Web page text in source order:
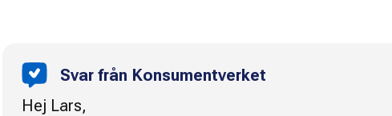
Svar från Konsumentverket
Hej Lars,